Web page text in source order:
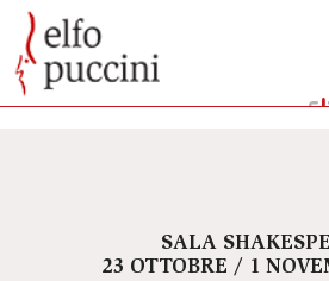
SALA
23 OTTOBRE / 1